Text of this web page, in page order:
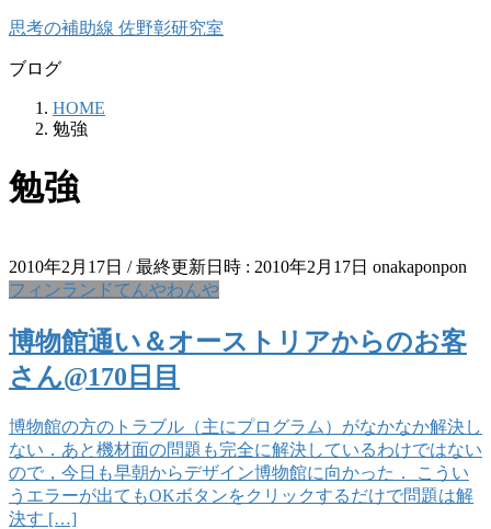
コ
テ
ス
キ
ナ
ゲ
ン
に
思考の補助線 佐野彰研究室
ブログ
HOME
勉強
勉強
2010年2月17日 / 最終更新日時 : 2010年2月17日 onakaponpon
フィンランドてんやわんや
博物館通い＆オーストリアからのお客
さん@170日目
博物館の方のトラブル（主にプログラム）がなかなか解決し
ない．あと機材面の問題も完全に解決しているわけではない
ので，今日も早朝からデザイン博物館に向かった． こうい
うエラーが出てもOKボタンをクリックするだけで問題は解
決す […]